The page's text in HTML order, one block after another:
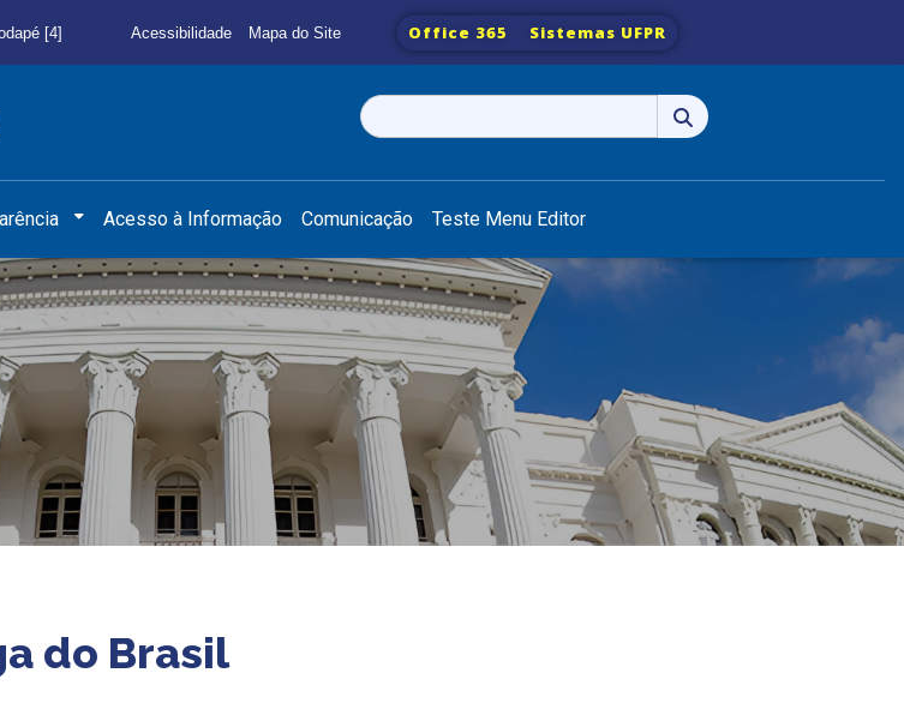
[4] Acessibilidade Mapa do Site Office 365 Sistemas UFPR
Pesquisar
por:
Acesso à Informação Comunicação Teste Menu Editor
do Brasil